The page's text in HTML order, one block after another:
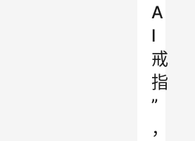
A
I
戒
指
”
，